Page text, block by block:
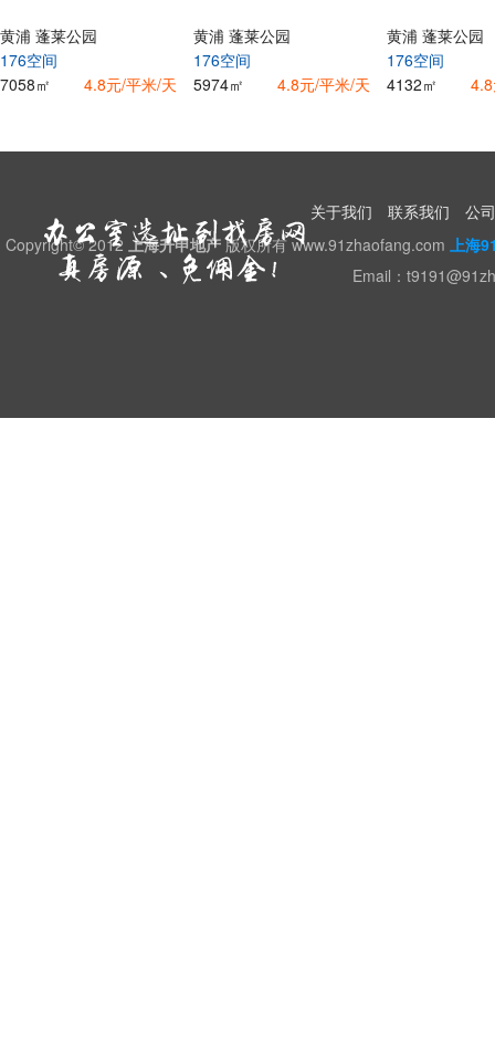
黄浦 蓬莱公园
176空间
7058㎡
4.8元/平米/天
黄浦 蓬莱公园
176空间
5974㎡
4.8元/平米/天
黄浦 蓬莱公园
176空间
4132㎡
关于我们 联系我们
公
Copyright© 2012 上海升申地产版权所有 www.91zhaofang.com 上海
Email：